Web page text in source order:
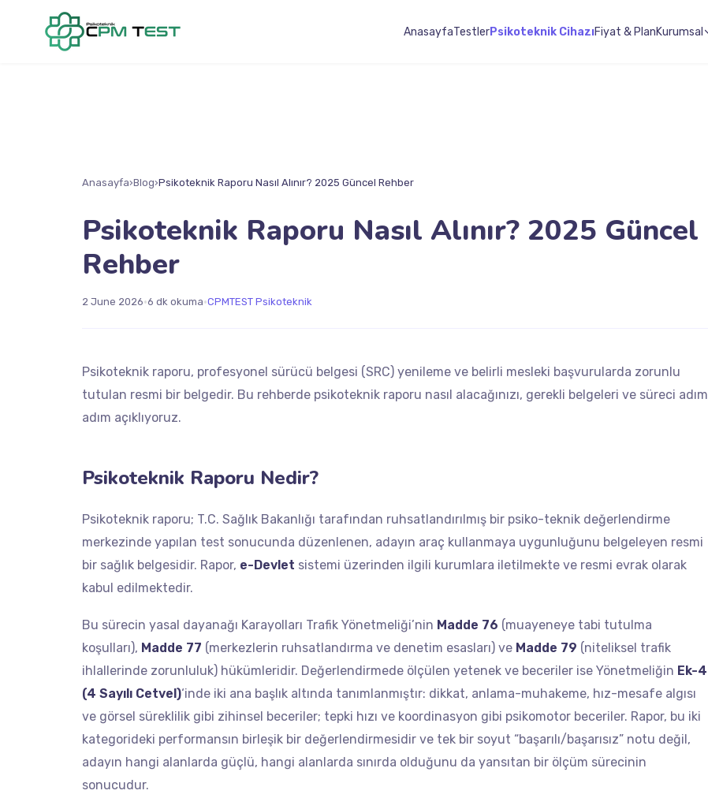
AnasayfaTestlerPsikoteknik CihazıFiyat & PlanKurumsal
Anasayfa›Blog›Psikoteknik Raporu Nasıl Alınır? 2025 Güncel Rehber
Psikoteknik Raporu Nasıl Alınır? 2025 Güncel
Rehber
2 June 2026•6 dk okuma•CPMTEST Psikoteknik
Psikoteknik raporu, profesyonel sürücü belgesi (SRC) yenileme ve belirli mesleki başvurularda zorunlu
tutulan resmi bir belgedir. Bu rehberde psikoteknik raporu nasıl alacağınızı, gerekli belgeleri ve süreci adım
adım açıklıyoruz.
Psikoteknik Raporu Nedir?
Psikoteknik raporu; T.C. Sağlık Bakanlığı tarafından ruhsatlandırılmış bir psiko-teknik değerlendirme
merkezinde yapılan test sonucunda düzenlenen, adayın araç kullanmaya uygunluğunu belgeleyen resmi
bir sağlık belgesidir. Rapor, e-Devlet sistemi üzerinden ilgili kurumlara iletilmekte ve resmi evrak olarak
kabul edilmektedir.
Bu sürecin yasal dayanağı Karayolları Trafik Yönetmeliği’nin Madde 76 (muayeneye tabi tutulma
koşulları), Madde 77 (merkezlerin ruhsatlandırma ve denetim esasları) ve Madde 79 (niteliksel trafik
ihlallerinde zorunluluk) hükümleridir. Değerlendirmede ölçülen yetenek ve beceriler ise Yönetmeliğin Ek-4
(4 Sayılı Cetvel)‘inde iki ana başlık altında tanımlanmıştır: dikkat, anlama-muhakeme, hız-mesafe algısı
ve görsel süreklilik gibi zihinsel beceriler; tepki hızı ve koordinasyon gibi psikomotor beceriler. Rapor, bu iki
kategorideki performansın birleşik bir değerlendirmesidir ve tek bir soyut “başarılı/başarısız” notu değil,
adayın hangi alanlarda güçlü, hangi alanlarda sınırda olduğunu da yansıtan bir ölçüm sürecinin
sonucudur.